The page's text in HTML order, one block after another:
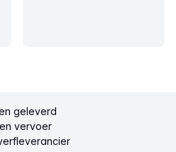
geleverd
vervoer